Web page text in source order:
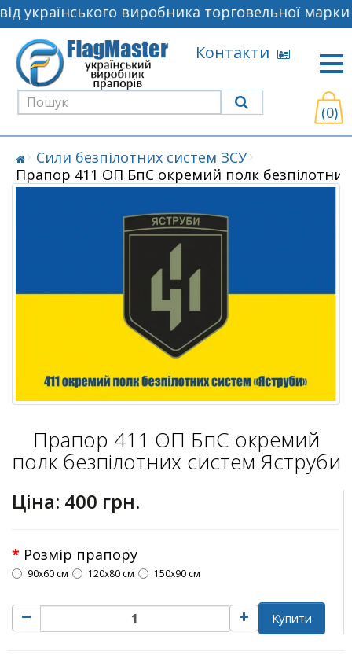
українського виробника торговельної
Контакти
(0)
Сили безпілотних систем ЗСУ
Прапор 411 ОП БпС окремий полк
Прапор 411 ОП БпС окремий
полк безпілотних систем Яструби
Ціна: 400 грн.
Розмір прапору
90х60 см 120х80 см 150х90 см
Купити